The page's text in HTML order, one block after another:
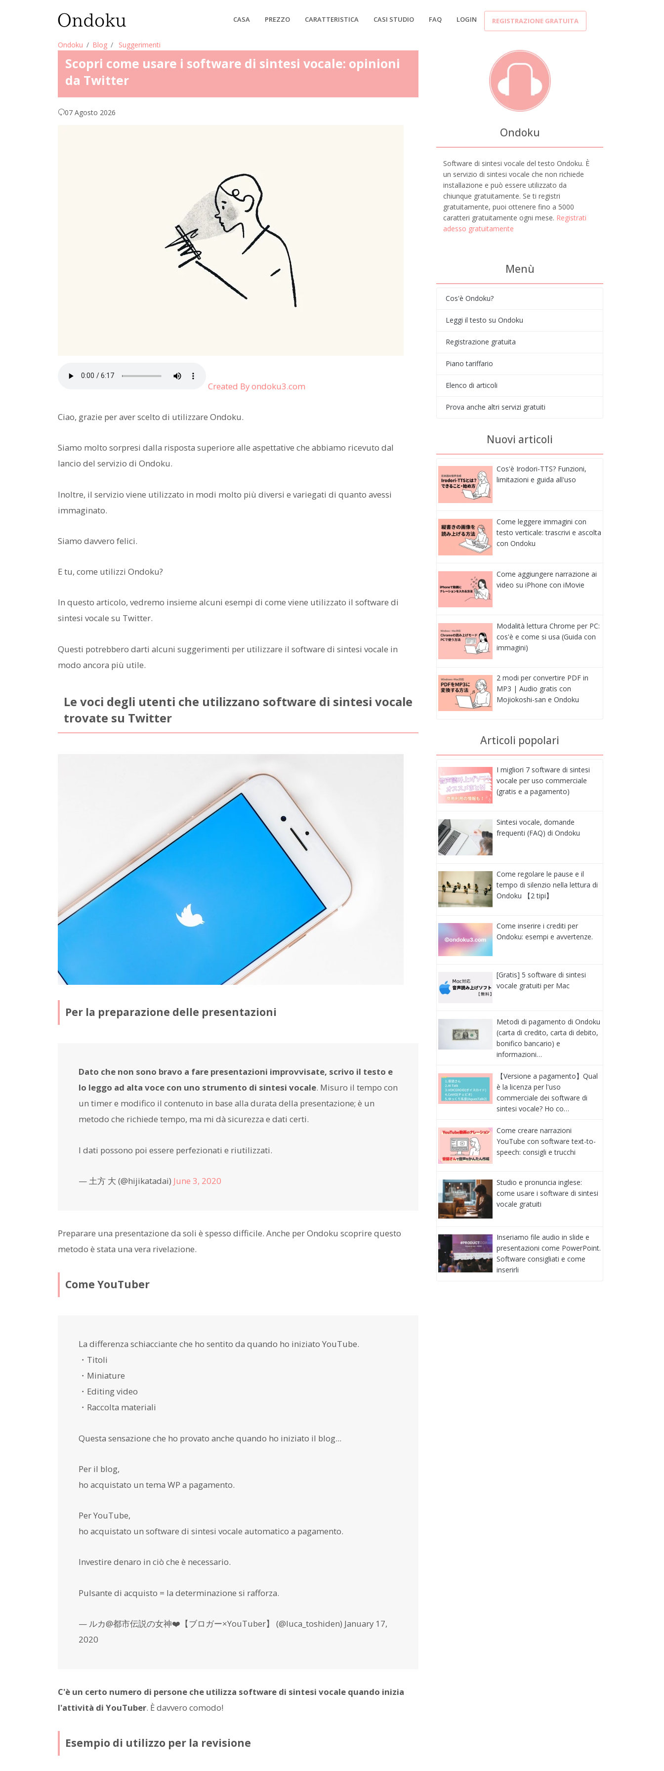
CASA PREZZO CARATTERISTICA CASI STUDIO FAQ LOGIN REGISTRAZIONE GRATUITA
Ondoku Blog Suggerimenti
Scopri come usare i software di sintesi vocale: opinioni
da Twitter
07 Agosto 2026
Created By ondoku3.com
Ciao, grazie per aver scelto di utilizzare Ondoku.
Siamo molto sorpresi dalla risposta superiore alle aspettative che abbiamo ricevuto dal
lancio del servizio di Ondoku.
Inoltre, il servizio viene utilizzato in modi molto più diversi e variegati di quanto avessi
immaginato.
Siamo davvero felici.
E tu, come utilizzi Ondoku?
In questo articolo, vedremo insieme alcuni esempi di come viene utilizzato il software di
sintesi vocale su Twitter.
Questi potrebbero darti alcuni suggerimenti per utilizzare il software di sintesi vocale in
modo ancora più utile.
Le voci degli utenti che utilizzano software di sintesi vocale
trovate su Twitter
Per la preparazione delle presentazioni
Dato che non sono bravo a fare presentazioni improvvisate, scrivo il testo e
lo leggo ad alta voce con uno strumento di sintesi vocale. Misuro il tempo con
un timer e modifico il contenuto in base alla durata della presentazione; è un
metodo che richiede tempo, ma mi dà sicurezza e dati certi.
I dati possono poi essere perfezionati e riutilizzati.
— 土方 大 (@hijikatadai) June 3, 2020
Preparare una presentazione da soli è spesso difficile. Anche per Ondoku scoprire questo
metodo è stata una vera rivelazione.
Come YouTuber
La differenza schiacciante che ho sentito da quando ho iniziato YouTube.
・Titoli
・Miniature
・Editing video
・Raccolta materiali
Questa sensazione che ho provato anche quando ho iniziato il blog...
Per il blog,
ho acquistato un tema WP a pagamento.
Per YouTube,
ho acquistato un software di sintesi vocale automatico a pagamento.
Investire denaro in ciò che è necessario.
Pulsante di acquisto = la determinazione si rafforza.
— ルカ@都市伝説の女神❤️【ブロガー×YouTuber】 (@luca_toshiden) January 17,
2020
C'è un certo numero di persone che utilizza software di sintesi vocale quando inizia
l'attività di YouTuber. È davvero comodo!
Esempio di utilizzo per la revisione
Ondoku
Software di sintesi vocale del testo Ondoku. È
un servizio di sintesi vocale che non richiede
installazione e può essere utilizzato da
chiunque gratuitamente. Se ti registri
gratuitamente, puoi ottenere fino a 5000
caratteri gratuitamente ogni mese. Registrati
adesso gratuitamente
Menù
Cos'è Ondoku?
Leggi il testo su Ondoku
Registrazione gratuita
Piano tariffario
Elenco di articoli
Prova anche altri servizi gratuiti
Nuovi articoli
Cos'è Irodori-TTS? Funzioni,
limitazioni e guida all'uso
Come leggere immagini con
testo verticale: trascrivi e ascolta
con Ondoku
Come aggiungere narrazione ai
video su iPhone con iMovie
Modalità lettura Chrome per PC:
cos'è e come si usa (Guida con
immagini)
2 modi per convertire PDF in
MP3 | Audio gratis con
Mojiokoshi-san e Ondoku
Articoli popolari
I migliori 7 software di sintesi
vocale per uso commerciale
(gratis e a pagamento)
Sintesi vocale, domande
frequenti (FAQ) di Ondoku
Come regolare le pause e il
tempo di silenzio nella lettura di
Ondoku 【2 tipi】
Come inserire i crediti per
Ondoku: esempi e avvertenze.
[Gratis] 5 software di sintesi
vocale gratuiti per Mac
Metodi di pagamento di Ondoku
(carta di credito, carta di debito,
bonifico bancario) e
informazioni…
【Versione a pagamento】Qual
è la licenza per l'uso
commerciale dei software di
sintesi vocale? Ho co…
Come creare narrazioni
YouTube con software text-to-
speech: consigli e trucchi
Studio e pronuncia inglese:
come usare i software di sintesi
vocale gratuiti
Inseriamo file audio in slide e
presentazioni come PowerPoint.
Software consigliati e come
inserirli